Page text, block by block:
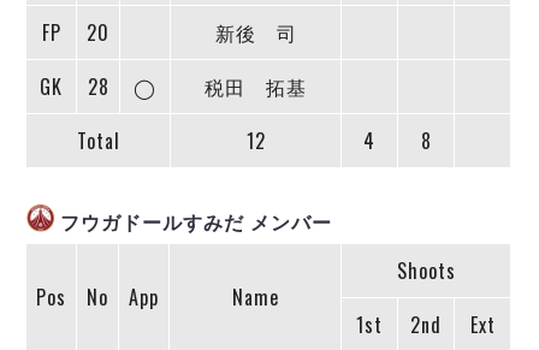
バサジィ大分
選手の通算記録（Ｆ２）
リガーレヴィア葛飾
ヴィンセドール白山
FP
20
新後 司
GK
28 ◯
税田 拓基
Total
12 4 8
フウガドールすみだ メンバー
Pos No App Name
Shoots
1st
2nd
Ext